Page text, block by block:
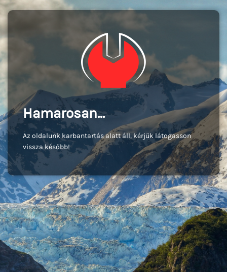
Hamarosan...
Az oldalunk karbantartás alatt áll, kérjük látogasson
vissza később!